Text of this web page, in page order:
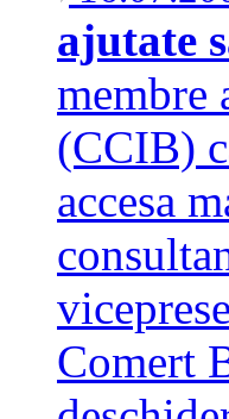
ajutate
membre
(CCIB)
accesa
Comert